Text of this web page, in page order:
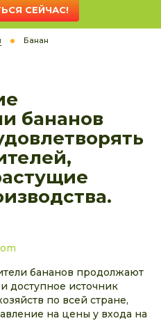
СЕЙЧАС!
Банан
бананов
бананов продолжают
доступное источник
по всей стране,
на цены у входа на